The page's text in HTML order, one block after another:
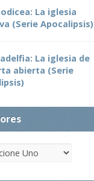
La iglesia
(Serie Apocalipsis)
La iglesia de
abierta (Serie